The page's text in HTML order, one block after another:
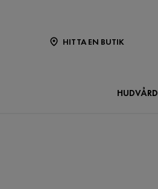
HITTA EN BUTIK
HUDVÅRD